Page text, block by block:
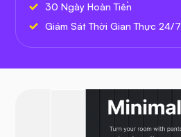
30 Ngày Hoàn Tiền
Giám Sát Thời Gian Thực 24/7